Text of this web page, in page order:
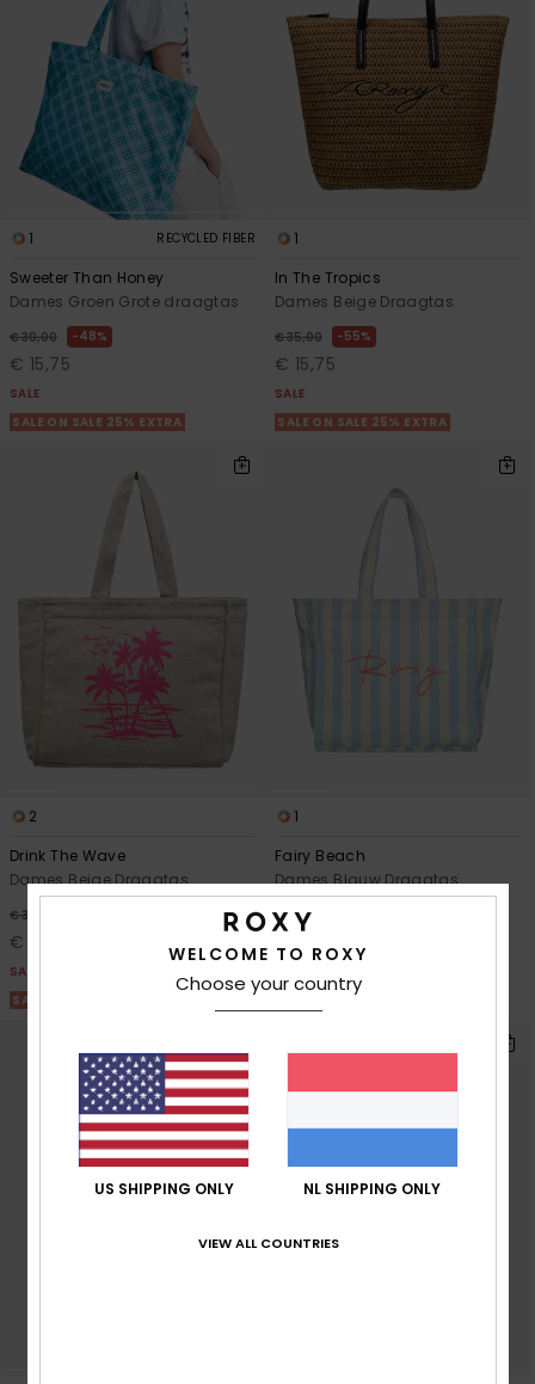
Riemen &
& sjaals
Hoeden &
Rashguards
neopreen
accessoires
Accessoires
Snow
Technische
tassen
Snow
Accessoires
Snowboard
Surf
Schultassen
bekijken
ROXY APP
VERLANGLIJST
1 RECYCLED FIBER
Sweeter Than Honey
Dames Groen Grote draagtas
€ 30,00 48%
€ 15,75
SALE
SALE ON SALE 25% EXTRA
1
In The Tropics
Dames Beige Draagtas
€ 35,00 55%
€ 15,75
SALE
SALE ON SALE 25% EXTRA
2
Drink The Wave
Dames Beige Draagtas
€ 35,00
€ 15,75
SALE
SALE ON SALE 25% EXTRA
1
Fairy Beach
Dames Blauw Draagtas
€ 35,00
€ 15,75
SALE ON SALE 25% EXTRA
WELCOME TO ROXY
Choose your country
US SHIPPING ONLY NL SHIPPING ONLY
VIEW ALL COUNTRIES